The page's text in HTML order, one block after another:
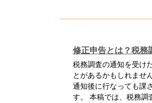
修正申告とは？税務
税務調査の通知を受け
とがあるかもしれません
通知後に行なっても課
す。 本稿では、税務調